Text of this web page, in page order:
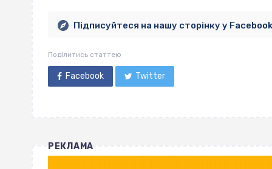
Підписуйтеся на нашу сторінку у Facebook
Поділитись статтею
Facebook Twitter
РЕКЛАМА